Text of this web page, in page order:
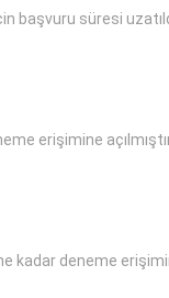
başvuru süresi
erişimine
deneme